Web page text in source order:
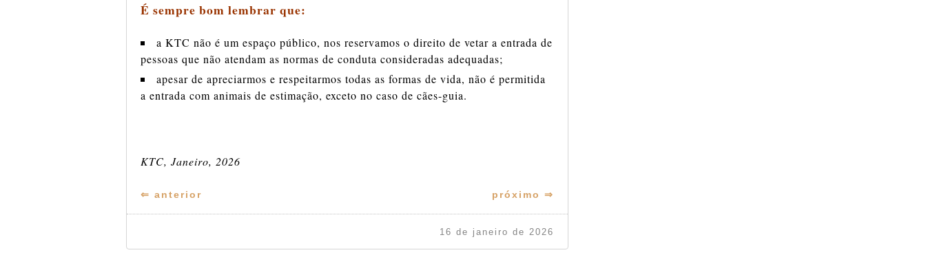
É sempre bom lembrar que:
a KTC não é um espaço público, nos reservamos o direito de vetar a entrada de
pessoas que não atendam as normas de conduta consideradas adequadas;
apesar de apreciarmos e respeitarmos todas as formas de vida, não é permitida
a entrada com animais de estimação, exceto no caso de cães-guia.
KTC, Janeiro, 2026
⇐ anterior próximo ⇒
16 de janeiro de 2026